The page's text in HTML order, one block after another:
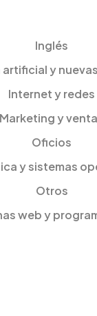
Inglés
y
Internet y redes
Marketing y
Oficios
y sistemas
Otros
web y